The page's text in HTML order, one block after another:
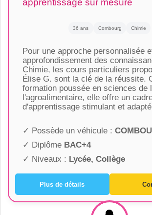
apprentissage sur mesure
36 ans Combourg Chimie
Pour une approche personnalisée
approfondissement des
Chimie, les cours particuliers
Élise G. sont la clé de la réussite.
formation poussée en sciences de
l'agroalimentaire, elle offre un
d'apprentissage stimulant et
✓ Possède un véhicule :
✓ Diplôme BAC+4
✓ Niveaux : Lycée, Collège
Plus de détails